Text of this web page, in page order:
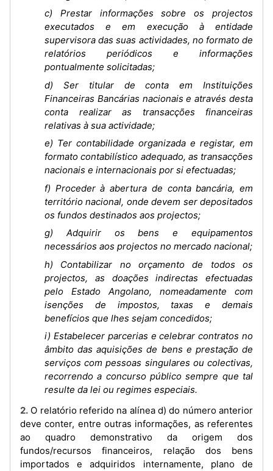
c) Prestar informações sobre os projectos
executados e em execução à entidade
supervisora das suas actividades, no formato de
relatórios periódicos e informações
pontualmente solicitadas;
d) Ser titular de conta em Instituições
Financeiras Bancárias nacionais e através desta
conta realizar as transacções financeiras
relativas à sua actividade;
e) Ter contabilidade organizada e registar, em
formato contabilístico adequado, as transacções
nacionais e internacionais por si efectuadas;
f) Proceder à abertura de conta bancária, em
território nacional, onde devem ser depositados
os fundos destinados aos projectos;
g) Adquirir os bens e equipamentos
necessários aos projectos no mercado nacional;
h) Contabilizar no orçamento de todos os
projectos, as doações indirectas efectuadas
pelo Estado Angolano, nomeadamente com
isenções de impostos, taxas e demais
benefícios que lhes sejam concedidos;
i) Estabelecer parcerias e celebrar contratos no
âmbito das aquisições de bens e prestação de
serviços com pessoas singulares ou colectivas,
recorrendo a concurso público sempre que tal
resulte da lei ou regimes especiais.
2. O relatório referido na alínea d) do número anterior
deve conter, entre outras informações, as referentes
ao quadro demonstrativo da origem dos
fundos/recursos financeiros, relação dos bens
importados e adquiridos internamente, plano de